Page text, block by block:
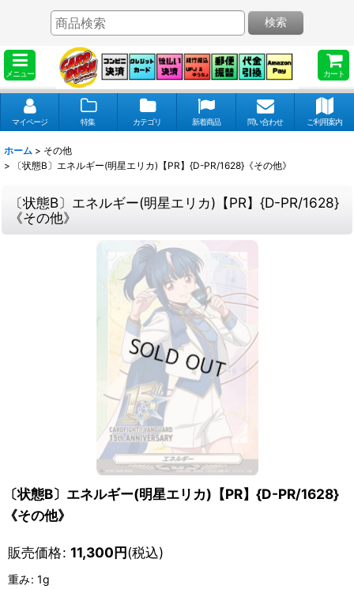
メニュー カート
検索
マイページ 特集 カテゴリ 新着商品 問い合わせ ご利用案内
ホーム > その他
>
〔状態B〕エネルギー(明星エリカ)【PR】{D-PR/1628}《その他》
〔状態B〕エネルギー(明星エリカ)【PR】{D-PR/1628}
《その他》
〔状態B〕エネルギー(明星エリカ)【PR】{D-PR/1628}
《その他》
販売価格: 11,300円(税込)
重み: 1g